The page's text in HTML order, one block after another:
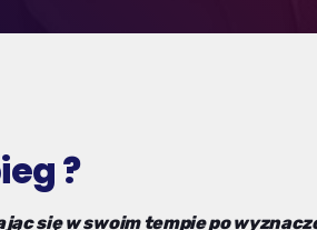
?
się w swoim tempie po